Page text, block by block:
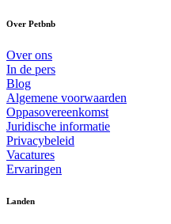
Over Petbnb
Over ons
In de pers
Blog
Algemene voorwaarden
Oppasovereenkomst
Juridische informatie
Privacybeleid
Vacatures
Ervaringen
Landen